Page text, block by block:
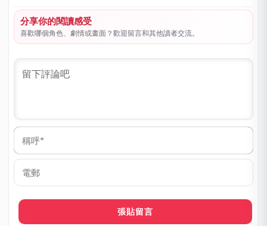
分享你的閱讀感受
喜歡哪個角色、劇情或畫面？歡迎留言和其他讀者交流。
稱
*
郵